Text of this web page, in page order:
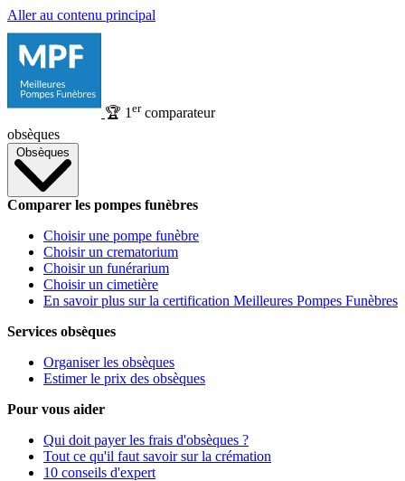
Aller au contenu principal
🏆 1 ercomparateur
obsèques
Obsèques
Comparer les pompes funèbres
Choisir une pompe funèbre
Choisir un crematorium
Choisir un funérarium
Choisir un cimetière
En savoir plus sur la certification Meilleures Pompes Funèbres
Services obsèques
Organiser les obsèques
Estimer le prix des obsèques
Pour vous aider
Qui doit payer les frais d'obsèques ?
Tout ce qu'il faut savoir sur la crémation
10 conseils d'expert